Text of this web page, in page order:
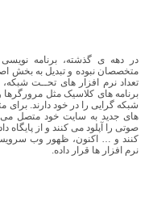
در دهه ی گذشته، برنامه
متخصصان نبوده و تبدیل به بخش
تعداد نرم افزار های تحــت
برنامه های کلاسیک مثل مرورگرها
شبکه گرایی را در خود دارند.
های جدید به سایت خود متصل
صوتی را آپلود می کنند و از پایگاه
کنند و … اکنون، ظهور وب
نرم افزار ها قرار داده.